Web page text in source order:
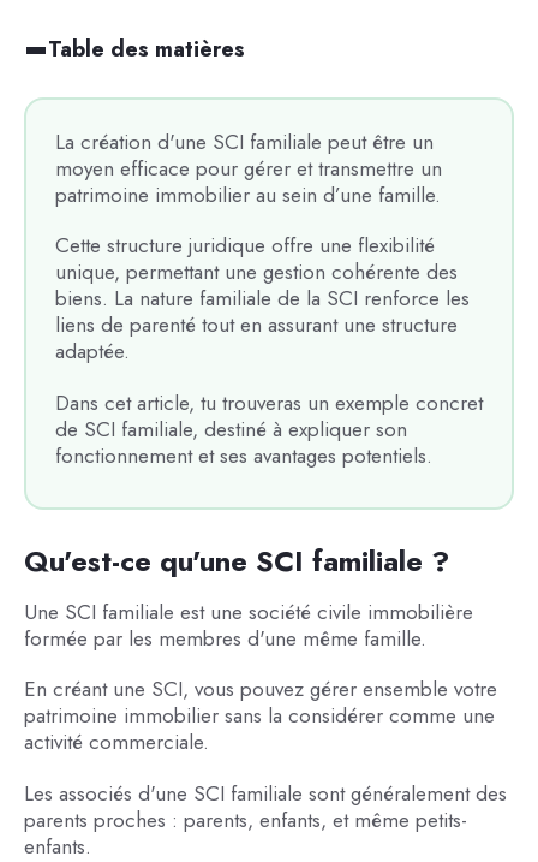
La création d'une SCI familiale peut être un
moyen efficace pour gérer et transmettre un
patrimoine immobilier au sein d’une famille.
Cette structure juridique offre une flexibilité
unique, permettant une gestion cohérente des
biens. La nature familiale de la SCI renforce les
liens de parenté tout en assurant une structure
adaptée.
Dans cet article, tu trouveras un exemple concret
de SCI familiale, destiné à expliquer son
fonctionnement et ses avantages potentiels.
Table des matières
Qu'est-ce qu'une SCI familiale ?
Une SCI familiale est une société civile immobilière
formée par les membres d'une même famille.
En créant une SCI, vous pouvez gérer ensemble votre
patrimoine immobilier sans la considérer comme une
activité commerciale.
Les associés d'une SCI familiale sont généralement des
parents proches : parents, enfants, et même petits-
enfants.